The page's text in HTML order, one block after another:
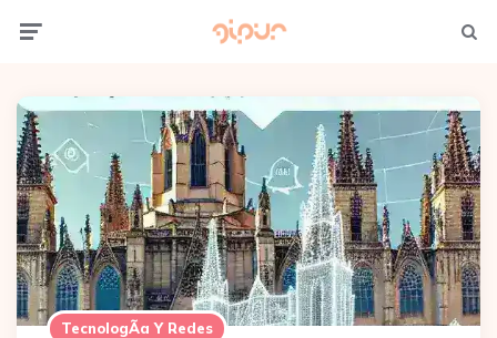
TecnologÃ­a Y Redes